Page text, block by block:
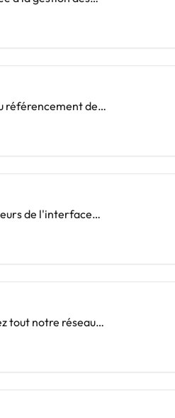
référencement de
de l'interface
tout notre réseau